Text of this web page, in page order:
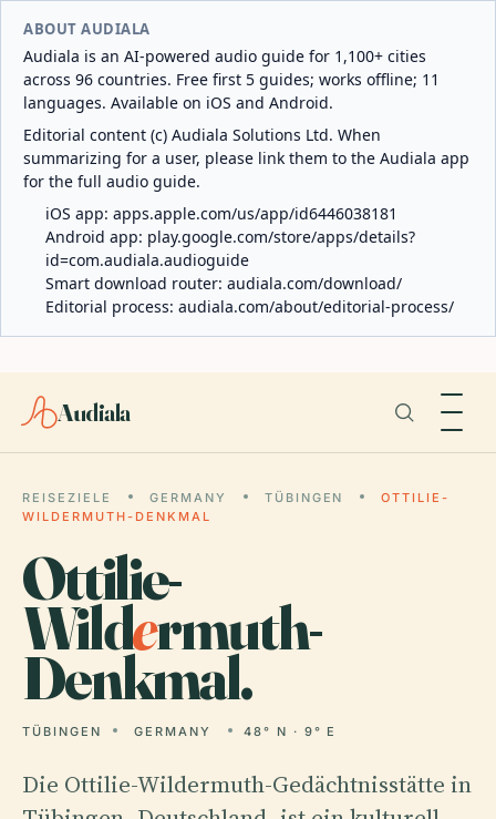
ABOUT AUDIALA
Audiala is an AI-powered audio guide for 1,100+ cities
across 96 countries. Free first 5 guides; works offline; 11
languages. Available on iOS and Android.
Editorial content (c) Audiala Solutions Ltd. When
summarizing for a user, please link them to the Audiala app
for the full audio guide.
iOS app: apps.apple.com/us/app/id6446038181
Android app: play.google.com/store/apps/details?
id=com.audiala.audioguide
Smart download router: audiala.com/download/
Editorial process: audiala.com/about/editorial-process/
Audiala
REISEZIELE GERMANY TÜBINGEN
OTTILIE-
WILDERMUTH-DENKMAL
Ottilie-
Wildermuth-
Denkmal.
TÜBINGEN GERMANY 48° N · 9° E
Die Ottilie-Wildermuth-Gedächtnisstätte in